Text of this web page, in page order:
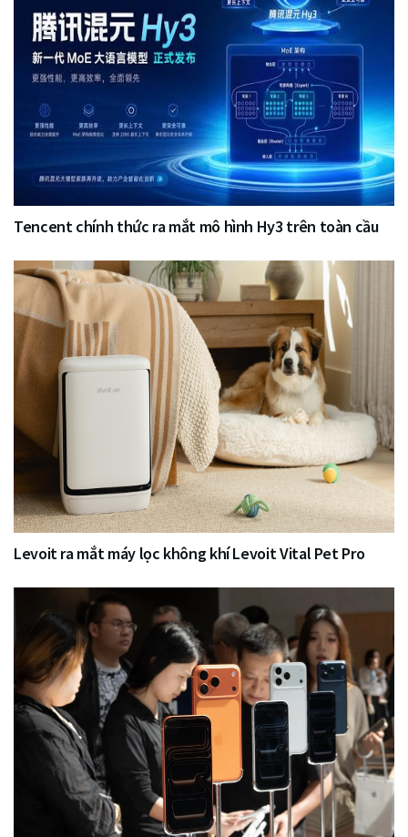
Tencent chính thức ra mắt mô hình Hy3 trên toàn cầu
Levoit ra mắt máy lọc không khí Levoit Vital Pet Pro